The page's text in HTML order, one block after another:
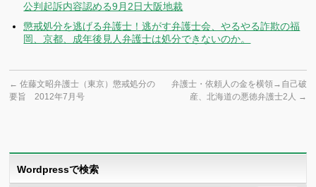
公判起訴内容認める9月2日大阪地裁
懲戒処分を逃げる弁護士！逃がす弁護士会、やるやる詐欺の福
岡、京都、成年後見人弁護士は処分できないのか。
← 佐藤文昭弁護士（東京）懲戒処分の
要旨 2012年7月号
弁護士・依頼人の金を横領→自己破
産、北海道の悪徳弁護士2人 →
Wordpressで検索